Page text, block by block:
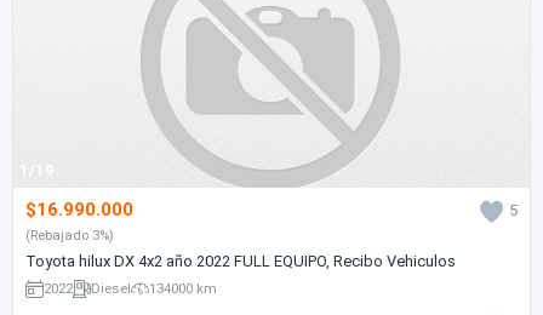
1/19
$16.990.000 5
(Rebajado 3%)
Toyota hilux DX 4x2 año 2022 FULL EQUIPO, Recibo Vehiculos
2022 Diesel 134000 km